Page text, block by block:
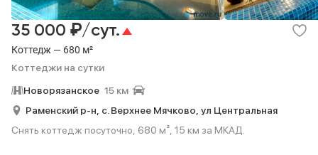
Коттедж — 680 м²
Коттеджи на сутки
35 000 ₽/сут.
Новорязанское 15 км
Раменский р-н, с. Верхнее Мячково, ул Центральная
Снять коттедж посуточно, 680 м², 15 км за МКАД.